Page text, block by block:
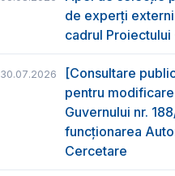
de experți
cadrul Proiectului
30.07.2026
[Consultare
pentru
Guvernului nr.
funcţionarea
Cercetare